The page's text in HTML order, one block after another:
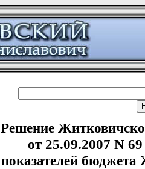
Решение
от 25.09.2007 N
показателей бюджета